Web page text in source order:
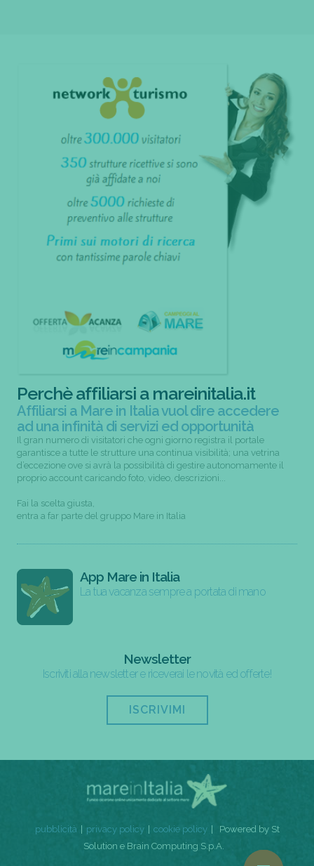
Perchè affiliarsi a mareinitalia.it
Affiliarsi a Mare in Italia vuol dire accedere
ad una infinità di servizi ed opportunità
Il gran numero di visitatori che ogni giorno registra il portale
garantisce a tutte le strutture una continua visibilità; una vetrina
d’eccezione ove si avrà la possibilità di gestire autonomamente il
proprio account caricando foto, video, descrizioni...
Fai la scelta giusta,
entra a far parte del gruppo Mare in Italia
App Mare in Italia
La tua vacanza sempre a portata di mano
Newsletter
Iscriviti alla newsletter e riceverai le novità ed offerte!
ISCRIVIMI
pubblicità privacy policy cookie policy
Powered by St
Solution e Brain Computing S.p.A.